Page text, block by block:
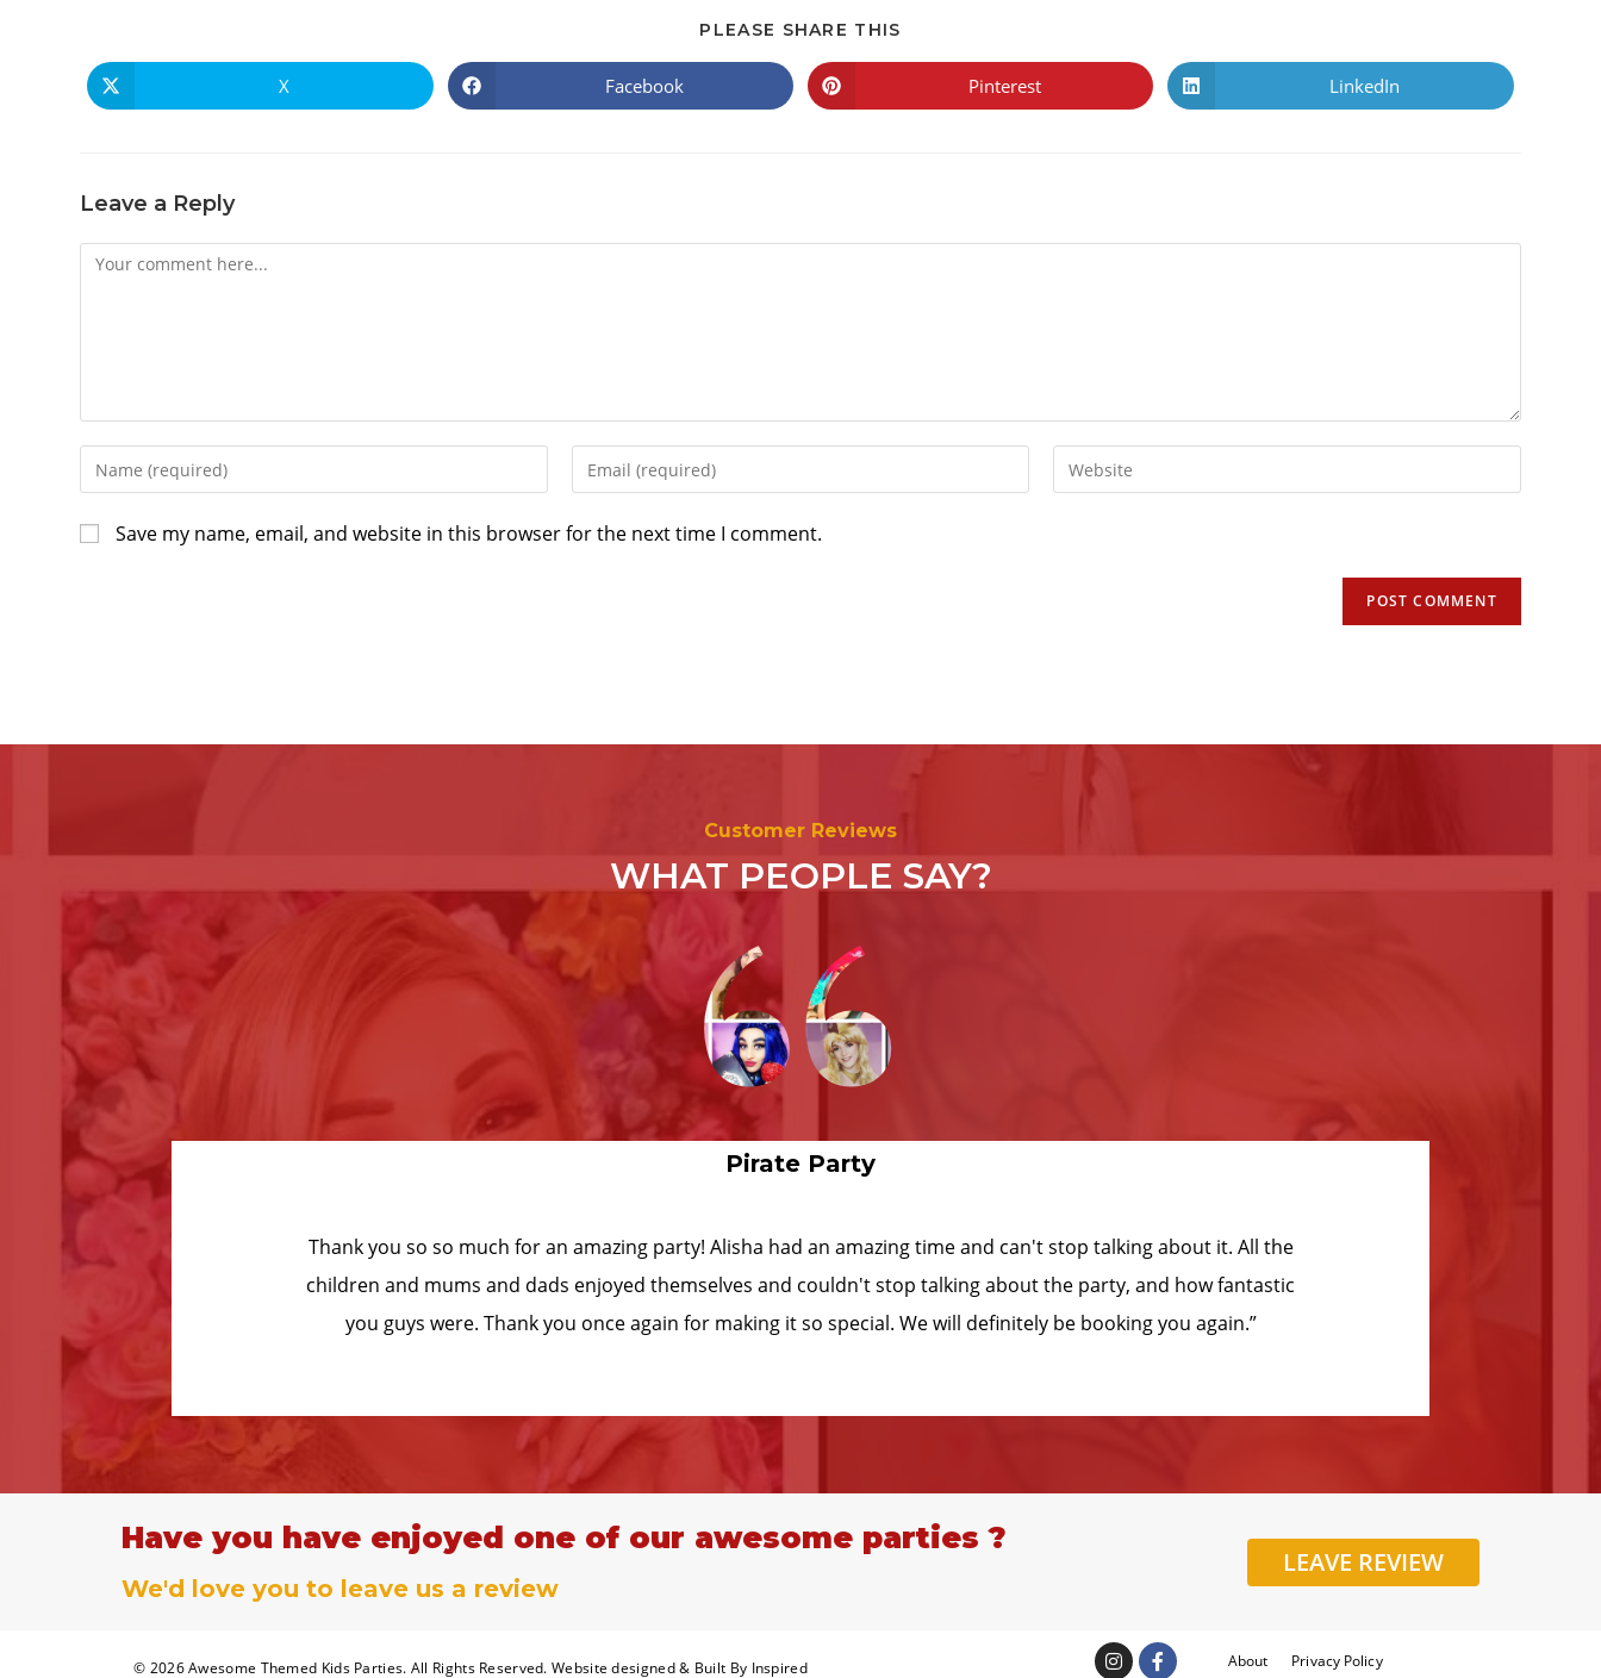
PLEASE SHARE THIS
X Facebook Pinterest LinkedIn
Leave a Reply
Save my name, email, and website in this browser for the next time I comment.
Customer Reviews
WHAT PEOPLE SAY?
“
and how fantastic
Pirate Party
“Wow! We want to say a huge thank you. What an amazing princess party for my daughter’s Birthday. She had the
best time, from parachute games to snow ball fights, the kids were mesmerised and thoroughly entertained from
start to finish. A mix of different aged kiddies and you managed to capture all their attention all the time, brilliant!
Have you have enjoyed one of our awesome parties ?
LEAVE REVIEW